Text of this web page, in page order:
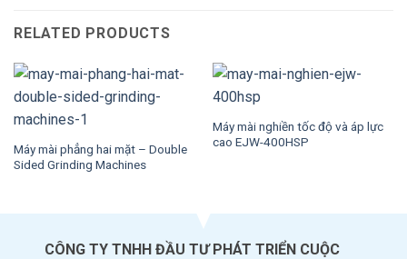
RELATED PRODUCTS
Máy mài phẳng hai mặt – Double
Sided Grinding Machines
Máy mài nghiền tốc độ và áp lực
cao EJW-400HSP
CÔNG TY TNHH ĐẦU TƯ PHÁT TRIỂN CUỘC